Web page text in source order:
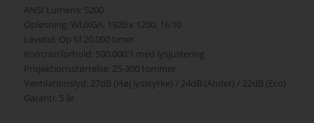
ANSI Lumens: 5200
Opløsning: WUXGA, 1920 x 1200, 16:10
Levetid: Op til 20.000 timer
Kontrastforhold: 500.000:1 med lysjustering
Projektionsstørrelse: 25-300 tommer
Ventilationslyd: 27dB (Høj lysstyrke) / 24dB (Andet) / 22dB (Eco)
Garanti: 5 år